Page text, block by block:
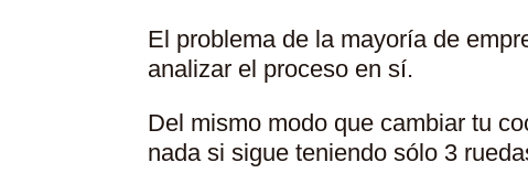
El problema de la mayoría de
analizar el proceso en sí.
Del mismo modo que cambiar tu
nada si sigue teniendo sólo 3